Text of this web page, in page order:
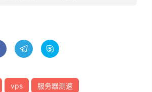
 
vps 服务器测速